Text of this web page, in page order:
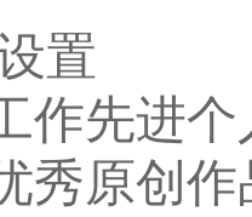
置
作先进个
秀原创作